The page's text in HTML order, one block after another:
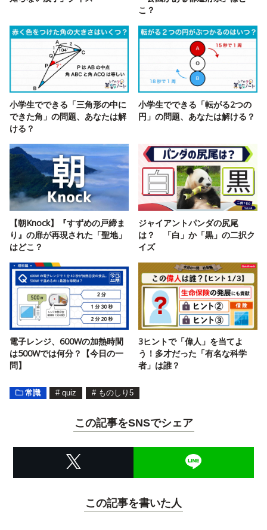
こ？
小学生でできる「三角形の中に
できた角」の問題、あなたは解
ける？
小学生でできる「転がる2つの
円」の問題、あなたは解ける？
【朝Knock】『すずめの戸締ま
り』の扉が再現された「聖地」
はどこ？
ジャイアントパンダの尻尾
は？ 「白」か「黒」の二択ク
イズ
電子レンジ、600Wの加熱時間
は500Wでは何分？【今日の一
問】
3ヒントで「偉人」を当てよ
う！多才だった「有名な科学
者」は誰？
常識 # quiz # ものしり5
この記事をSNSでシェア
この記事を書いた人